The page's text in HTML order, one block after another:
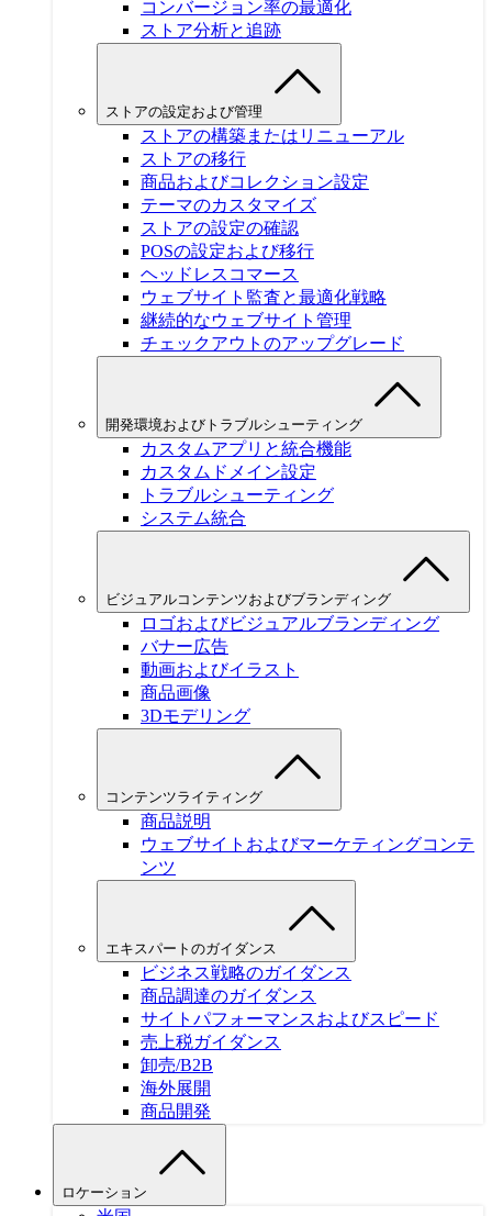
コンバージョン率の最適化
ストア分析と追跡
ストアの設定および管理
ストアの構築またはリニューアル
ストアの移行
商品およびコレクション設定
テーマのカスタマイズ
ストアの設定の確認
POSの設定および移行
ヘッドレスコマース
ウェブサイト監査と最適化戦略
継続的なウェブサイト管理
チェックアウトのアップグレード
開発環境およびトラブルシューティング
カスタムアプリと統合機能
カスタムドメイン設定
トラブルシューティング
システム統合
ビジュアルコンテンツおよびブランディング
ロゴおよびビジュアルブランディング
バナー広告
動画およびイラスト
商品画像
3Dモデリング
コンテンツライティング
商品説明
ウェブサイトおよびマーケティングコンテ
ンツ
エキスパートのガイダンス
ビジネス戦略のガイダンス
商品調達のガイダンス
サイトパフォーマンスおよびスピード
売上税ガイダンス
卸売/B2B
海外展開
商品開発
ロケーション